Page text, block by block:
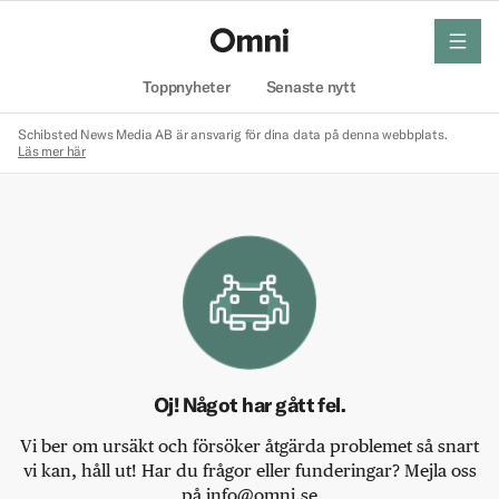
Toppnyheter Senaste nytt
meny
Schibsted News Media AB är ansvarig för dina data på denna webbplats.
Läs mer här
Oj! Något har gått fel.
Vi ber om ursäkt och försöker åtgärda problemet så snart
vi kan, håll ut! Har du frågor eller funderingar? Mejla oss